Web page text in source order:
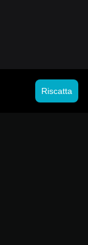
Riscatta